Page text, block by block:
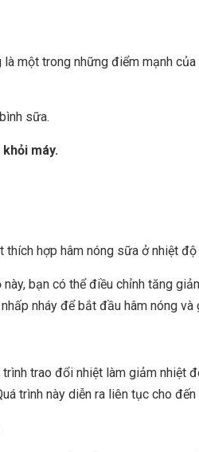
là một trong những điểm mạnh
sữa.
máy.
thích hợp hâm nóng sữa ở nhiệt
bạn có thể điều chỉnh tăng
nháy để bắt đầu hâm nóng
trao đổi nhiệt làm giảm nhiệt
trình này diễn ra liên tục cho